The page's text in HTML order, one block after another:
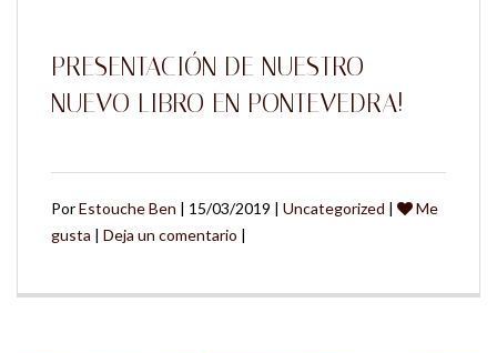
PRESENTACIÓN DE NUESTRO
NUEVO LIBRO EN PONTEVEDRA!
PorEstouche Ben | 15/03/2019 | Uncategorized
Me
gusta
Deja un comentario